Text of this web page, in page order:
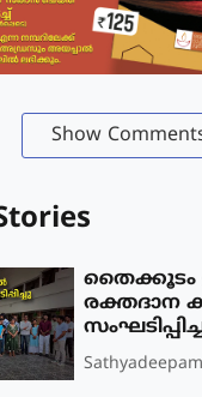
Show
തൈക്കൂടം
രക്തദാന
Sathyadeepam